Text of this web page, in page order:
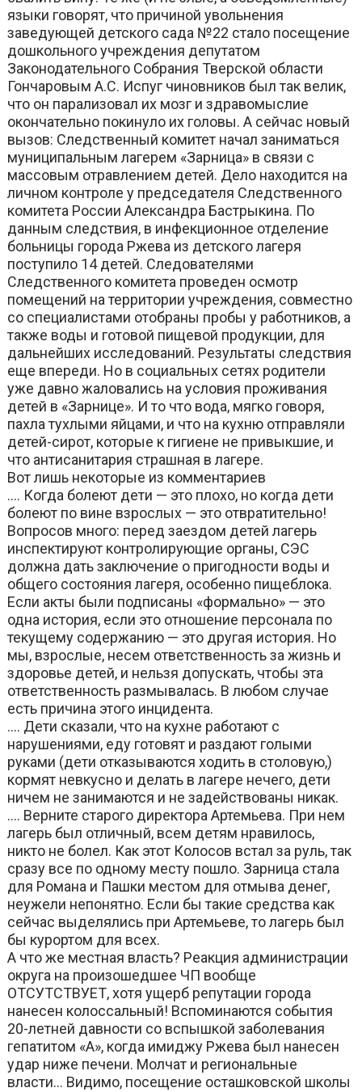
языки говорят, что причиной увольнения
заведующей детского сада №22 стало посещение
дошкольного учреждения депутатом
Законодательного Собрания Тверской области
Гончаровым А.С. Испуг чиновников был так велик,
что он парализовал их мозг и здравомыслие
окончательно покинуло их головы. А сейчас новый
вызов: Следственный комитет начал заниматься
муниципальным лагерем «Зарница» в связи с
массовым отравлением детей. Дело находится на
личном контроле у председателя Следственного
комитета России Александра Бастрыкина. По
данным следствия, в инфекционное отделение
больницы города Ржева из детского лагеря
поступило 14 детей. Следователями
Следственного комитета проведен осмотр
помещений на территории учреждения, совместно
со специалистами отобраны пробы у работников, а
также воды и готовой пищевой продукции, для
дальнейших исследований. Результаты следствия
еще впереди. Но в социальных сетях родители
уже давно жаловались на условия проживания
детей в «Зарнице». И то что вода, мягко говоря,
пахла тухлыми яйцами, и что на кухню отправляли
детей-сирот, которые к гигиене не привыкшие, и
что антисанитария страшная в лагере.
Вот лишь некоторые из комментариев
…. Когда болеют дети — это плохо, но когда дети
болеют по вине взрослых — это отвратительно!
Вопросов много: перед заездом детей лагерь
инспектируют контролирующие органы, СЭС
должна дать заключение о пригодности воды и
общего состояния лагеря, особенно пищеблока.
Если акты были подписаны «формально» — это
одна история, если это отношение персонала по
текущему содержанию — это другая история. Но
мы, взрослые, несем ответственность за жизнь и
здоровье детей, и нельзя допускать, чтобы эта
ответственность размывалась. В любом случае
есть причина этого инцидента.
…. Дети сказали, что на кухне работают с
нарушениями, еду готовят и раздают голыми
руками (дети отказываются ходить в столовую,)
кормят невкусно и делать в лагере нечего, дети
ничем не занимаются и не задействованы никак.
…. Верните старого директора Артемьева. При нем
лагерь был отличный, всем детям нравилось,
никто не болел. Как этот Колосов встал за руль, так
сразу все по одному месту пошло. Зарница стала
для Романа и Пашки местом для отмыва денег,
неужели непонятно. Если бы такие средства как
сейчас выделялись при Артемьеве, то лагерь был
бы курортом для всех.
А что же местная власть? Реакция администрации
округа на произошедшее ЧП вообще
ОТСУТСТВУЕТ, хотя ущерб репутации города
нанесен колоссальный! Вспоминаются события
20-летней давности со вспышкой заболевания
гепатитом «А», когда имиджу Ржева был нанесен
удар ниже печени. Молчат и региональные
власти… Видимо, посещение осташковской школы